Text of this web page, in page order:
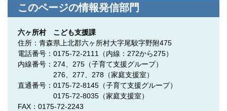
このページの情報発信部門
六ヶ所村 こども支援課
住所：青森県上北郡六ヶ所村大字尾駮字野附475
電話番号：0175-72-2111（内線：272から275）
内線番号：274、275 （子育て支援グループ）
276、277、278（家庭支援室）
直通番号：0175-72-8145（子育て支援グループ）
0175-72-8035（家庭支援室）
FAX：0175-72-2243